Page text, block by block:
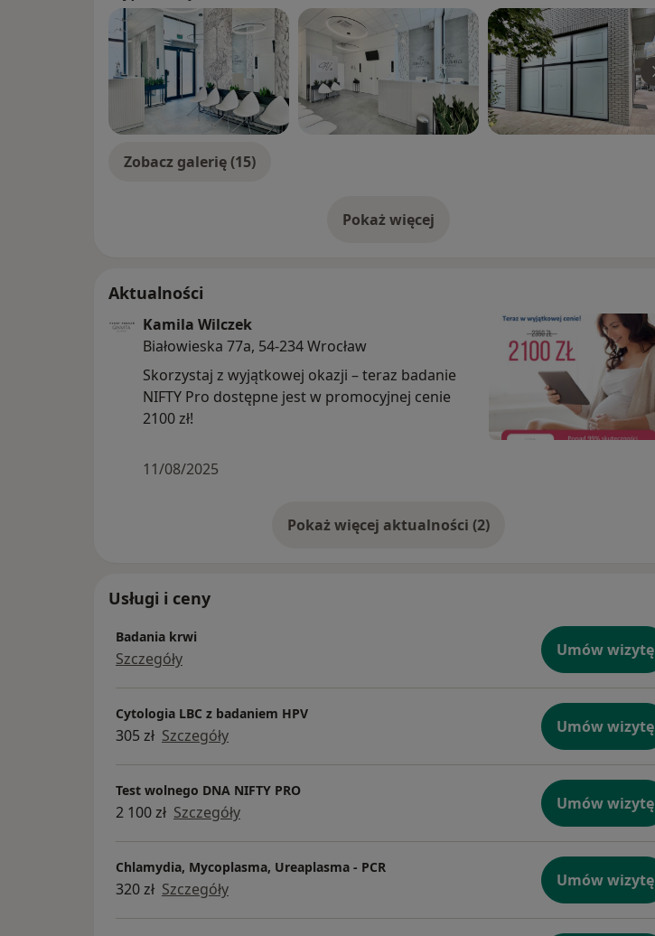
Zobacz galerię (15)
Pokaż więcejo doświadczeniu
Aktualności
Kamila Wilczek
Białowieska 77a, 54-234 Wrocław
Skorzystaj z wyjątkowej okazji – teraz badanie
NIFTY Pro dostępne jest w promocyjnej cenie
2100 zł!
11/08/2025
Pokaż więcej aktualności (2)
Usługi i ceny
Badania krwi
Szczegóły Umów wizytę
Cytologia LBC z badaniem HPV
305 zł Szczegóły Umów wizytę
Test wolnego DNA NIFTY PRO
2 100 zł Szczegóły Umów wizytę
Chlamydia, Mycoplasma, Ureaplasma - PCR
320 zł Szczegóły Umów wizytę